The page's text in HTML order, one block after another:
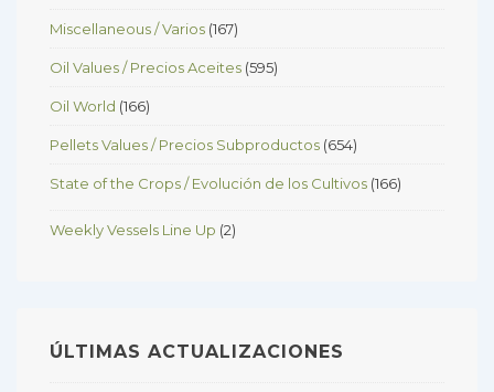
Miscellaneous / Varios (167)
Oil Values / Precios Aceites (595)
Oil World (166)
Pellets Values / Precios Subproductos (654)
State of the Crops / Evolución de los Cultivos (166)
Weekly Vessels Line Up (2)
ÚLTIMAS ACTUALIZACIONES